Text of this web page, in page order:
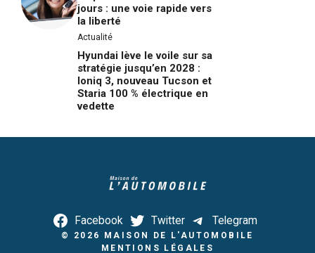
jours : une voie rapide vers
la liberté
Actualité
Hyundai lève le voile sur sa
stratégie jusqu’en 2028 :
Ioniq 3, nouveau Tucson et
Staria 100 % électrique en
vedette
Facebook Twitter Telegram
© 2026
MAISON DE L'AUTOMOBILE
MENTIONS LÉGALES